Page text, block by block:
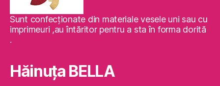
Sunt confecţionate din materiale vesele uni sau cu
imprimeuri ,au întăritor pentru a sta în forma dorită
.
Hăinuţa BELLA